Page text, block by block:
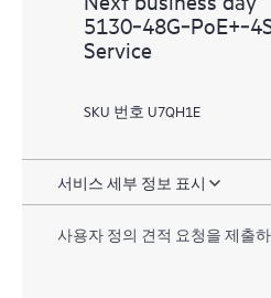
Service
SKU 번호 U7QH1E
서비스 세부 정보 표시
사용자 정의 견적 요청을 제출